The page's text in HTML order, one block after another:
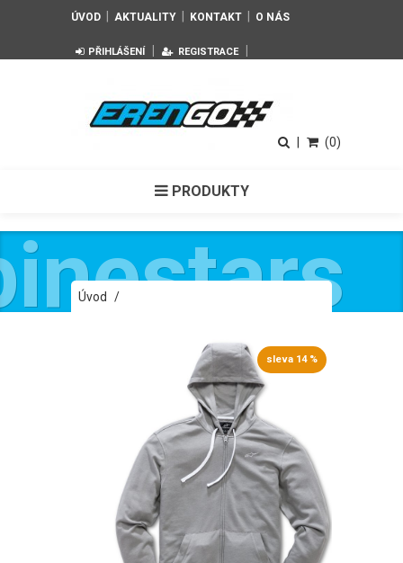
ÚVOD AKTUALITY KONTAKT O NÁS
PŘIHLÁŠENÍ REGISTRACE
(0)
PRODUKTY
Úvod /
Alpinestars 1018-53008 11
sleva 14 %